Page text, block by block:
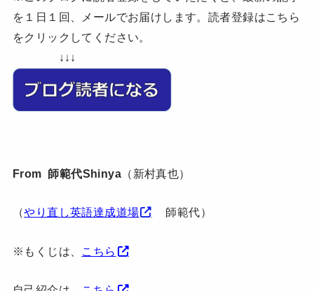
を１日１回、メールでお届けします。読者登録はこちら
をクリックしてください。
↓↓↓
From 師範代Shinya （新村真也）
（やり直し英語達成道場 師範代）
※もくじは、 こちら